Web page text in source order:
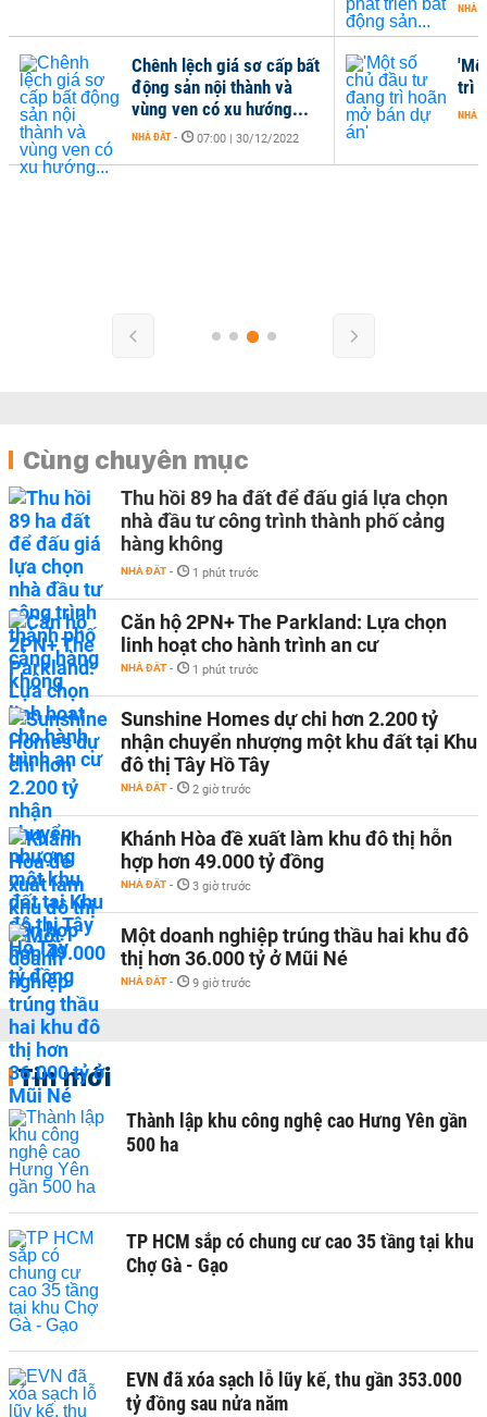
trì
NHÀ
Chênh lệch giá sơ cấp bất
động sản nội thành và
vùng ven có xu hướng...
NHÀ ĐẤT - 07:00 | 30/12/2022
NHÀ
Cùng chuyên mục
Thu hồi 89 ha đất để đấu giá lựa chọn
nhà đầu tư công trình thành phố cảng
hàng không
NHÀ ĐẤT - 1 phút trước
Căn hộ 2PN+ The Parkland: Lựa chọn
linh hoạt cho hành trình an cư
NHÀ ĐẤT - 1 phút trước
Sunshine Homes dự chi hơn 2.200 tỷ
nhận chuyển nhượng một khu đất tại Khu
đô thị Tây Hồ Tây
NHÀ ĐẤT - 2 giờ trước
Khánh Hòa đề xuất làm khu đô thị hỗn
hợp hơn 49.000 tỷ đồng
NHÀ ĐẤT - 3 giờ trước
Một doanh nghiệp trúng thầu hai khu đô
thị hơn 36.000 tỷ ở Mũi Né
NHÀ ĐẤT - 9 giờ trước
Tin mới
Thành lập khu công nghệ cao Hưng Yên gần
500 ha
TP HCM sắp có chung cư cao 35 tầng tại khu
Chợ Gà - Gạo
EVN đã xóa sạch lỗ lũy kế, thu gần 353.000
tỷ đồng sau nửa năm